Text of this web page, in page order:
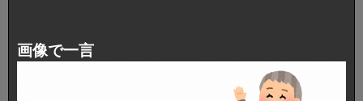
画像で一言